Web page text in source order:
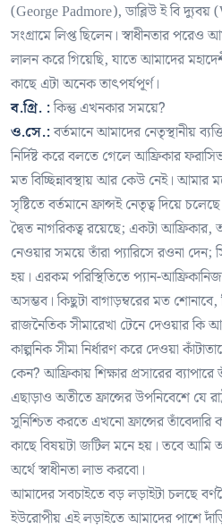
(George Padmore), ডাব্লিউ ই বি
সংগ্রামে লিপ্ত ছিলেন। স্বাধীনতার
লালন করে গিয়েছি, যাতে আমাদের
কাছে এটা অনেক তাৎপর্যপূর্ণ।
ব.গ্রি. :কিন্তু এখনকার সময়ে?
ও.সে.:বর্তমানে আমাদের নেতৃস্থানীয়
নির্দিষ্ট করে বলতে গেলে আফ্রিকার
মত বিচ্ছিন্নাবস্থায় আর কেউ নেই। আমার
সৃষ্টিতে বর্তমানে ফ্রান্সই নেতৃত্ব দিয়ে
দ্বৈত নাগরিকত্ব রয়েছে; একটা আফ্রিকার,
নেওয়ার সময়ে তাঁরা প্যারিসে রওনা দেন;
হয়। এরকম পরিস্থিতিতে প্যান-
অসম্ভব। কিছুটা বাগাড়ম্বরের মত শোনাবে,
রাজনৈতিক সীমারেখা টেনে দেওয়ার
কাল্পনিক সীমা নির্ধারণ করে দেওয়া
কেন? আফ্রিকায় শিক্ষার প্রসারের
এছাড়াও অতীতে ফ্রান্সের উপনিবেশে যে
সুনিশ্চিত করতে এখনো ফ্রান্সের
কাছে বিষয়টা জটিল মনে হয়। তবে আমি
অর্থে স্বাধীনতা লাভ করবো।
আমাদের সবচাইতে বড় লড়াইটা চলছে
ইউরোপীয় এই লড়াইতে আমাদের পাশে